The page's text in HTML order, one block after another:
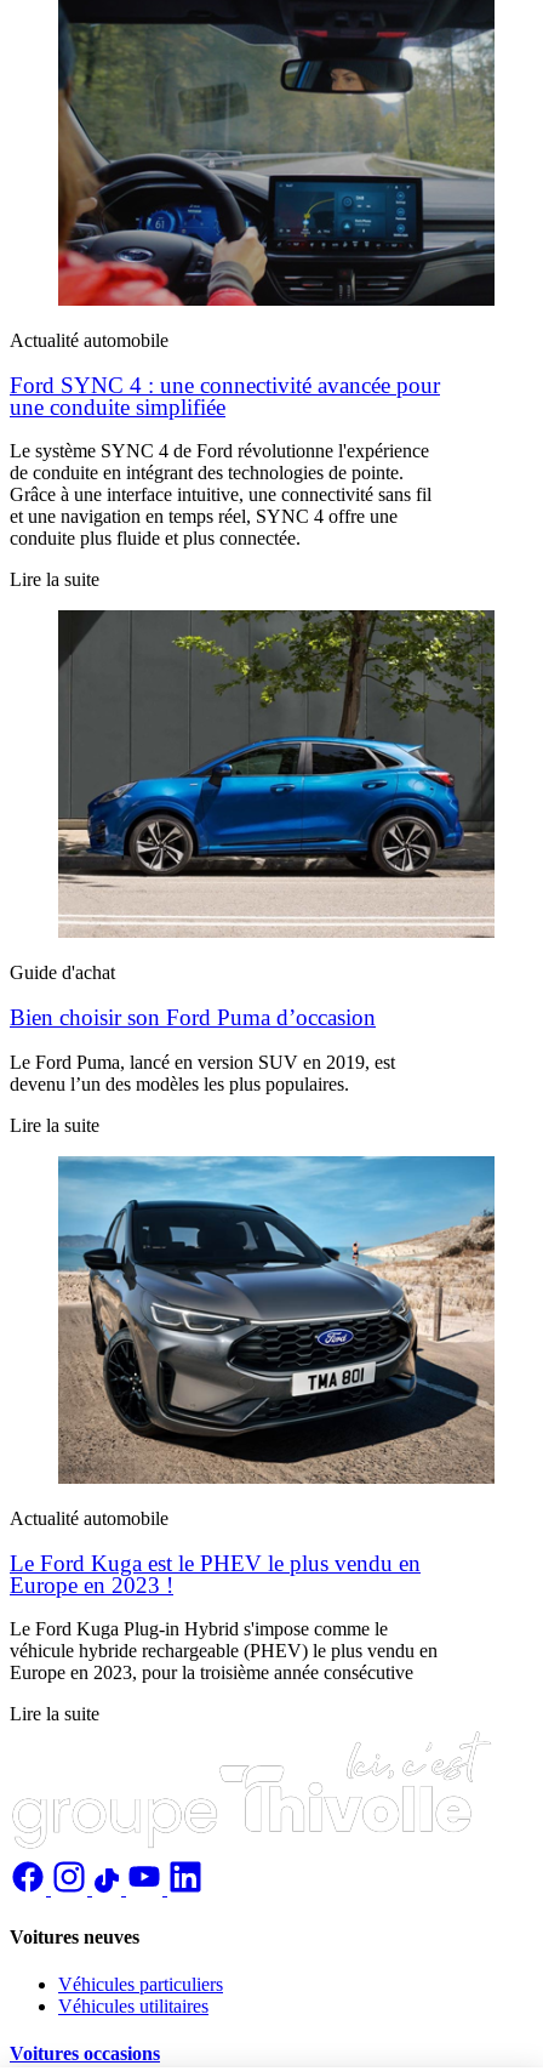
Actualité automobile
Ford SYNC 4 : une connectivité avancée pour
une conduite simplifiée
Le système SYNC 4 de Ford révolutionne l'expérience
de conduite en intégrant des technologies de pointe.
Grâce à une interface intuitive, une connectivité sans fil
et une navigation en temps réel, SYNC 4 offre une
conduite plus fluide et plus connectée.
Lire la suite
Guide d'achat
Bien choisir son Ford Puma d’occasion
Le Ford Puma, lancé en version SUV en 2019, est
devenu l’un des modèles les plus populaires.
Lire la suite
Actualité automobile
Le Ford Kuga est le PHEV le plus vendu en
Europe en 2023 !
Le Ford Kuga Plug-in Hybrid s'impose comme le
véhicule hybride rechargeable (PHEV) le plus vendu en
Europe en 2023, pour la troisième année consécutive
Lire la suite
Voitures neuves
Véhicules particuliers
Véhicules utilitaires
Voitures occasions